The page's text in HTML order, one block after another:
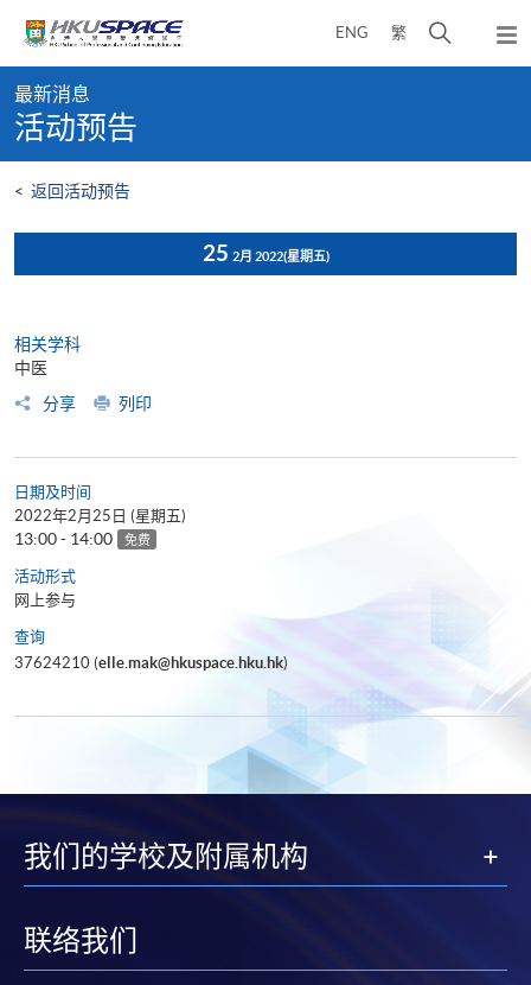
content
ENG 繁
开
弹
出
content
start
最新消息
活动预告
< 返回活动预告
25 2月 2022(星期五)
相关学科
中医
分享
列印
日期及时间
2022年2月25日 (星期五)
13:00 - 14:00 免费
活动形式
网上参与
查询
37624210 (elle.mak@hkuspace.hku.hk)
我们的学校及附属机构
联络我们